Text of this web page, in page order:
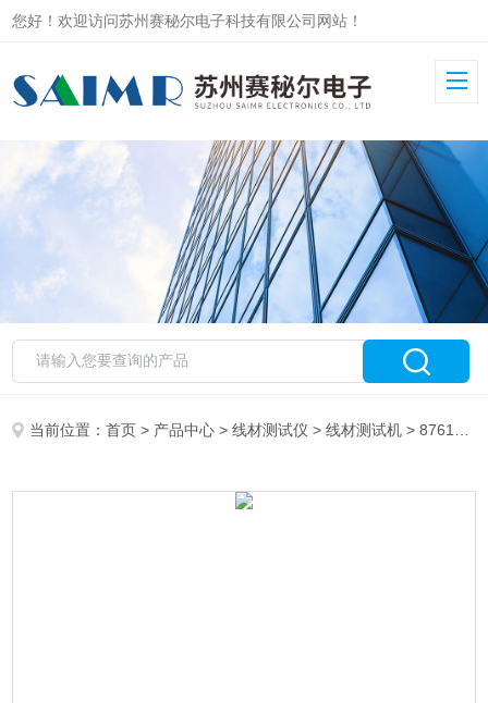
您好！欢迎访问苏州赛秘尔电子科技有限公司网站！
当前位置：首页 > 产品中心 >线材测试仪 >线材测试机 > 8761绝缘耐压线材测试仪